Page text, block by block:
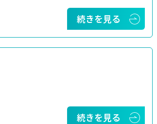
続きを見る
続きを見る